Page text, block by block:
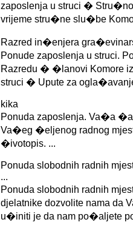
zaposlenja u struci �
vrijeme stru�ne slu�be
Razred in�enjera
Ponude zaposlenja u struci.
Razredu � �lanovi Komore
struci � Upute za
kika
Ponuda zaposlenja. Va�a
Va�eg �eljenog radnog
�ivotopis. ...
Ponuda slobodnih radnih
...
Ponuda slobodnih radnih
djelatnike dozvolite nama da
u�initi je da nam po�aljete